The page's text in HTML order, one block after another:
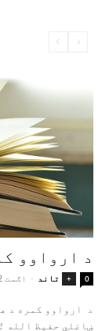
د ارواوو
+ تاند - اګست 2, 2026 0
د ارواوو کمره د
ښاغلي حفیظ الله